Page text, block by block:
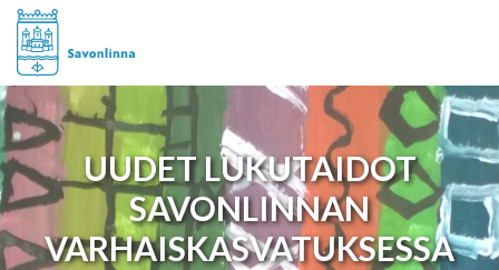
UUDET LUKUTAIDOT
SAVONLINNAN
VARHAISKASVATUKSESSA